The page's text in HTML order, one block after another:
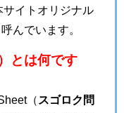
サイトオリジナル
んでいます。
とは何です
（ スゴロク問